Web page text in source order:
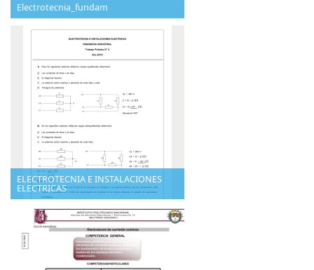
Electrotecnia_fundam
ELECTROTECNIA E INSTALACIONES
ELECTRICAS